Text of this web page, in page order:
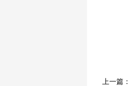
上一篇：